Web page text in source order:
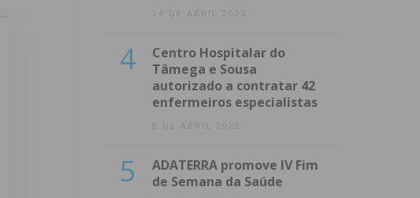
14 DE ABRIL 2022
4
Centro Hospitalar do
Tâmega e Sousa
autorizado a contratar 42
enfermeiros especialistas
8 DE ABRIL 2022
5
ADATERRA promove IV Fim
de Semana da Saúde